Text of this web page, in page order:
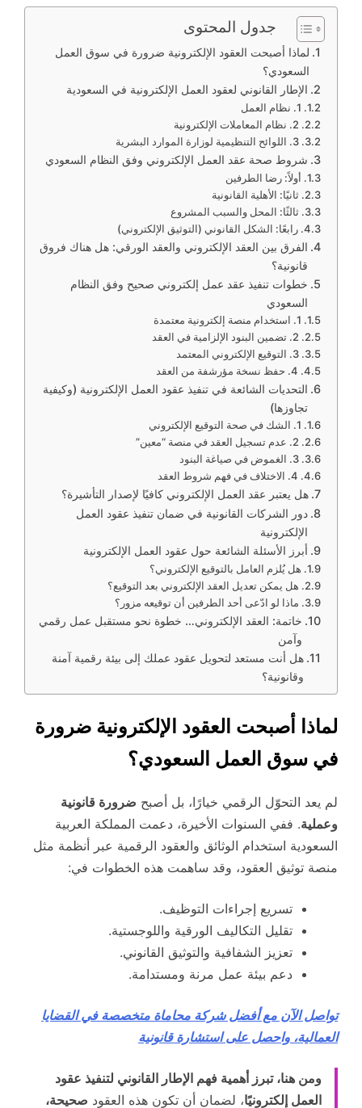
جدول المحتوى
لماذا أصبحت العقود الإلكترونية ضرورة في سوق العمل
السعودي؟
الإطار القانوني لعقود العمل الإلكترونية في السعودية
1. نظام العمل
2. نظام المعاملات الإلكترونية
3. اللوائح التنظيمية لوزارة الموارد البشرية
شروط صحة عقد العمل الإلكتروني وفق النظام السعودي
أولاً: رضا الطرفين
ثانيًا: الأهلية القانونية
ثالثًا: المحل والسبب المشروع
رابعًا: الشكل القانوني (التوثيق الإلكتروني)
الفرق بين العقد الإلكتروني والعقد الورقي: هل هناك فروق
قانونية؟
خطوات تنفيذ عقد عمل إلكتروني صحيح وفق النظام
السعودي
1. استخدام منصة إلكترونية معتمدة
2. تضمين البنود الإلزامية في العقد
3. التوقيع الإلكتروني المعتمد
4. حفظ نسخة مؤرشفة من العقد
التحديات الشائعة في تنفيذ عقود العمل الإلكترونية (وكيفية
تجاوزها)
1. الشك في صحة التوقيع الإلكتروني
2. عدم تسجيل العقد في منصة “معين”
3. الغموض في صياغة البنود
4. الاختلاف في فهم شروط العقد
هل يعتبر عقد العمل الإلكتروني كافيًا لإصدار التأشيرة؟
دور الشركات القانونية في ضمان تنفيذ عقود العمل
الإلكترونية
أبرز الأسئلة الشائعة حول عقود العمل الإلكترونية
هل يُلزم العامل بالتوقيع الإلكتروني؟
هل يمكن تعديل العقد الإلكتروني بعد التوقيع؟
ماذا لو ادّعى أحد الطرفين أن توقيعه مزور؟
خاتمة: العقد الإلكتروني… خطوة نحو مستقبل عمل رقمي
وآمن
هل أنت مستعد لتحويل عقود عملك إلى بيئة رقمية آمنة
وقانونية؟
لماذا أصبحت العقود الإلكترونية ضرورة
في سوق العمل السعودي؟
لم يعد التحوّل الرقمي خيارًا، بل أصبح ضرورة قانونية
وعملية. ففي السنوات الأخيرة، دعمت المملكة العربية
السعودية استخدام الوثائق والعقود الرقمية عبر أنظمة مثل
منصة توثيق العقود، وقد ساهمت هذه الخطوات في:
تسريع إجراءات التوظيف.
تقليل التكاليف الورقية واللوجستية.
تعزيز الشفافية والتوثيق القانوني.
دعم بيئة عمل مرنة ومستدامة.
تواصل الآن مع أفضل شركة محاماة متخصصة في القضايا
العمالية، واحصل على استشارة قانونية
ومن هنا، تبرز أهمية فهم الإطار القانوني لتنفيذ عقود
العمل إلكترونيًا، لضمان أن تكون هذه العقود صحيحة،